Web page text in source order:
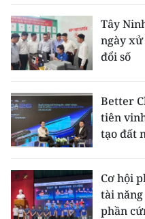
Tây
ngày
đổi số
Better
tiên
tạo đất
Cơ hội
tài
phần